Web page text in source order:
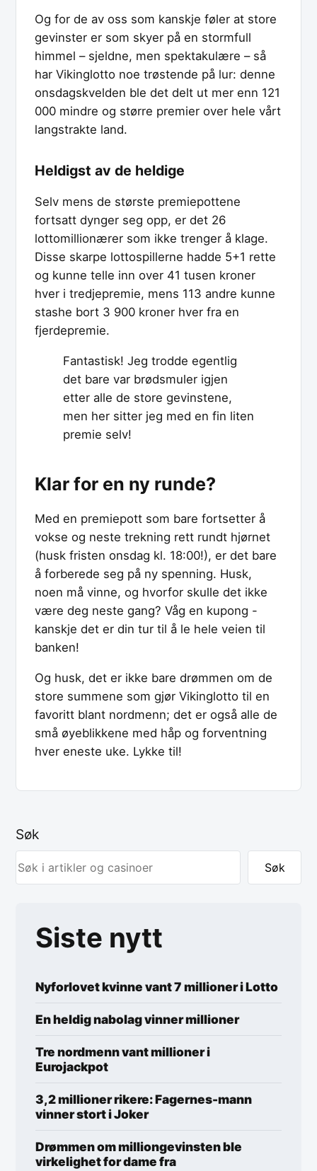
Og for de av oss som kanskje føler at store
gevinster er som skyer på en stormfull
himmel – sjeldne, men spektakulære – så
har Vikinglotto noe trøstende på lur: denne
onsdagskvelden ble det delt ut mer enn 121
000 mindre og større premier over hele vårt
langstrakte land.
Heldigst av de heldige
Selv mens de største premiepottene
fortsatt dynger seg opp, er det 26
lottomillionærer som ikke trenger å klage.
Disse skarpe lottospillerne hadde 5+1 rette
og kunne telle inn over 41 tusen kroner
hver i tredjepremie, mens 113 andre kunne
stashe bort 3 900 kroner hver fra en
fjerdepremie.
Fantastisk! Jeg trodde egentlig
det bare var brødsmuler igjen
etter alle de store gevinstene,
men her sitter jeg med en fin liten
premie selv!
Klar for en ny runde?
Med en premiepott som bare fortsetter å
vokse og neste trekning rett rundt hjørnet
(husk fristen onsdag kl. 18:00!), er det bare
å forberede seg på ny spenning. Husk,
noen må vinne, og hvorfor skulle det ikke
være deg neste gang? Våg en kupong -
kanskje det er din tur til å le hele veien til
banken!
Og husk, det er ikke bare drømmen om de
store summene som gjør Vikinglotto til en
favoritt blant nordmenn; det er også alle de
små øyeblikkene med håp og forventning
hver eneste uke. Lykke til!
Søk
Søk
Siste nytt
Nyforlovet kvinne vant 7 millioner i Lotto
En heldig nabolag vinner millioner
Tre nordmenn vant millioner i
Eurojackpot
3,2 millioner rikere: Fagernes-mann
vinner stort i Joker
Drømmen om milliongevinsten ble
virkelighet for dame fra